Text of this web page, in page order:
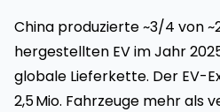
China produzierte ~3/4 von
hergestellten EV im Jahr
globale Lieferkette. Der EV-
2,5 Mio. Fahrzeuge mehr als